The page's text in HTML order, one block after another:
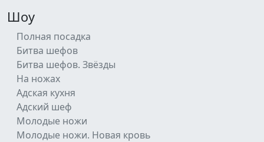
Шоу
Полная посадка
Битва шефов
Битва шефов. Звёзды
На ножах
Адская кухня
Адский шеф
Молодые ножи
Молодые ножи. Новая кровь